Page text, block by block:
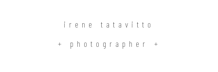
irene tatavitto
+ photographer +